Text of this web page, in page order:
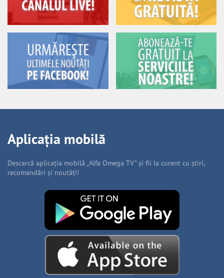
Aplicația mobilă
Descarcă aplicația mobilă „Alfa Omega TV” și fii la curent cu știri,
recomandări și noutăți!